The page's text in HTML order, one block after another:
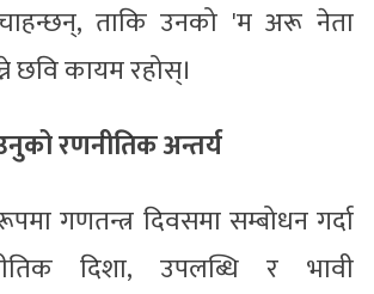
ताकि उनको 'म अरू नेता
छवि कायम रहोस्।
रणनीतिक अन्तर्य
रूपमा गणतन्त्र दिवसमा सम्बोधन गर्दा
दिशा, उपलब्धि र भावी